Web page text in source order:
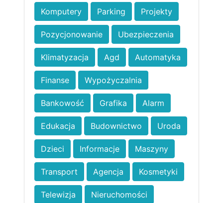
Komputery Parking Projekty
Pozycjonowanie Ubezpieczenia
Klimatyzacja Agd Automatyka
Finanse Wypożyczalnia
Bankowość Grafika Alarm
Edukacja Budownictwo Uroda
Dzieci Informacje Maszyny
Transport Agencja Kosmetyki
Telewizja Nieruchomości